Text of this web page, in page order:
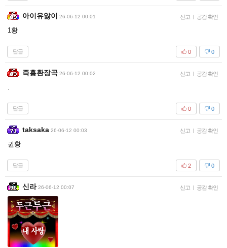
아이유앓이 26-06-12 00:01 신고 | 공감 확인
1황
답글 0
0
즉흥환장곡 26-06-12 00:02 신고 | 공감 확인
.
답글 0
0
taksaka 26-06-12 00:03 신고 | 공감 확인
권황
답글 0
2
신라 26-06-12 00:07 신고 | 공감 확인